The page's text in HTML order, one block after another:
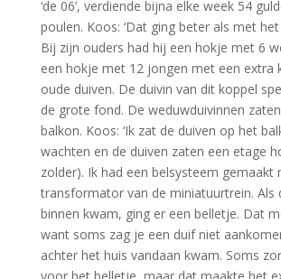
‘de 06’, verdiende bijna elke week 54
poulen. Koos: ‘Dat ging beter als met het
Bij zijn ouders had hij een hokje met 6
een hokje met 12 jongen met een extra
oude duiven. De duivin van dit koppel
de grote fond. De weduwduivinnen
balkon. Koos: ‘Ik zat de duiven op het
wachten en de duiven zaten een etage
zolder). Ik had een belsysteem gemaakt
transformator van de miniatuurtrein. Als
binnen kwam, ging er een belletje. Dat
want soms zag je een duif niet
achter het huis vandaan kwam. Soms